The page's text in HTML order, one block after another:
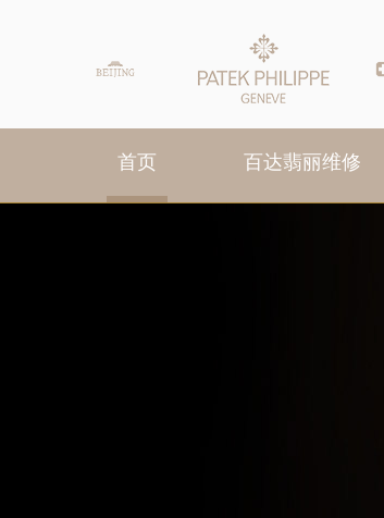
首页 百达翡丽维修